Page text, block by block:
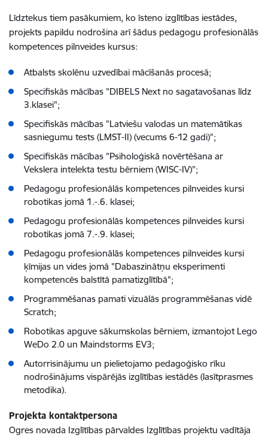
Līdztekus tiem pasākumiem, ko īsteno izglītības iestādes,
projekts papildu nodrošina arī šādus pedagogu profesionālās
kompetences pilnveides kursus:
Atbalsts skolēnu uzvedībai mācīšanās procesā;
Specifiskās mācības "DIBELS Next no sagatavošanas līdz
3.klasei";
Specifiskās mācības "Latviešu valodas un matemātikas
sasniegumu tests (LMST-II) (vecums 6-12 gadi)";
Specifiskās mācības "Psiholoģiskā novērtēšana ar
Vekslera intelekta testu bērniem (WISC-IV)";
Pedagogu profesionālās kompetences pilnveides kursi
robotikas jomā 1.-.6. klasei;
Pedagogu profesionālās kompetences pilnveides kursi
robotikas jomā 7.-.9. klasei;
Pedagogu profesionālās kompetences pilnveides kursi
ķīmijas un vides jomā "Dabaszinātņu eksperimenti
kompetencēs balstītā pamatizglītībā";
Programmēšanas pamati vizuālās programmēšanas vidē
Scratch;
Robotikas apguve sākumskolas bērniem, izmantojot Lego
WeDo 2.0 un Maindstorms EV3;
Autorrisinājumu un pielietojamo pedagoģisko rīku
nodrošinājums vispārējās izglītības iestādēs (lasītprasmes
metodika).
Projekta kontaktpersona
Ogres novada Izglītības pārvaldes Izglītības projektu vadītāja